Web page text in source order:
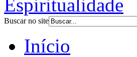
Buscar no site
Início